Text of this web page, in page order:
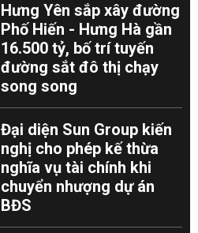
Hưng Yên sắp xây đường
Phố Hiến - Hưng Hà gần
16.500 tỷ, bố trí tuyến
đường sắt đô thị chạy
song song
Đại diện Sun Group kiến
nghị cho phép kế thừa
nghĩa vụ tài chính khi
chuyển nhượng dự án
BĐS